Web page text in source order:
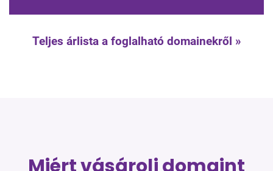
Teljes árlista a foglalható domainekről »